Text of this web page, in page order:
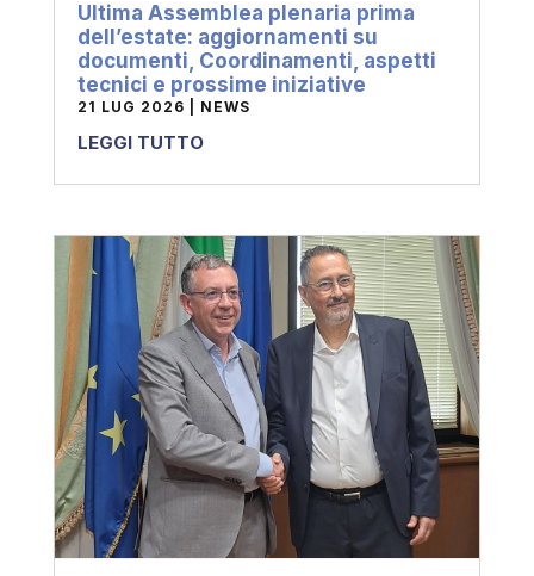
Ultima Assemblea plenaria prima
dell’estate: aggiornamenti su
documenti, Coordinamenti, aspetti
tecnici e prossime iniziative
21 LUG 2026 NEWS
LEGGI TUTTO